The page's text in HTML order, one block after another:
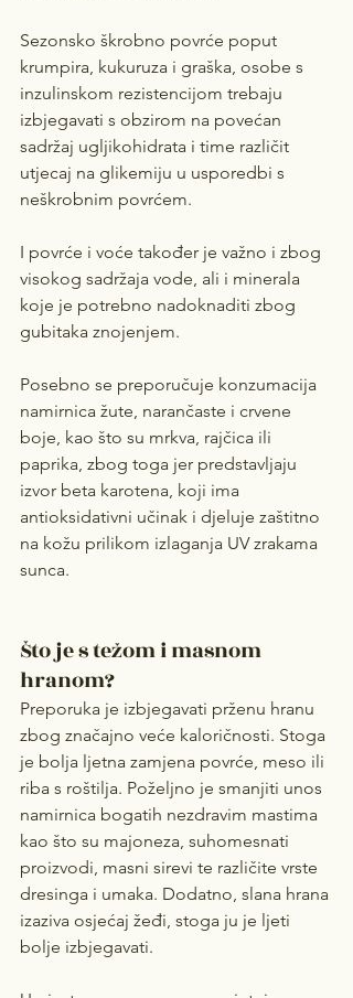
Sezonsko škrobno povrće poput
krumpira, kukuruza i graška, osobe s
inzulinskom rezistencijom trebaju
izbjegavati s obzirom na povećan
sadržaj ugljikohidrata i time različit
utjecaj na glikemiju u usporedbi s
neškrobnim povrćem.
I povrće i voće također je važno i zbog
visokog sadržaja vode, ali i minerala
koje je potrebno nadoknaditi zbog
gubitaka znojenjem.
Posebno se preporučuje konzumacija
namirnica žute, narančaste i crvene
boje, kao što su mrkva, rajčica ili
paprika, zbog toga jer predstavljaju
izvor beta karotena, koji ima
antioksidativni učinak i djeluje zaštitno
na kožu prilikom izlaganja UV zrakama
sunca.
Što je s težom i masnom
hranom?
Preporuka je izbjegavati prženu hranu
zbog značajno veće kaloričnosti. Stoga
je bolja ljetna zamjena povrće, meso ili
riba s roštilja. Poželjno je smanjiti unos
namirnica bogatih nezdravim mastima
kao što su majoneza, suhomesnati
proizvodi, masni sirevi te različite vrste
dresinga i umaka. Dodatno, slana hrana
izaziva osjećaj žeđi, stoga ju je ljeti
bolje izbjegavati.